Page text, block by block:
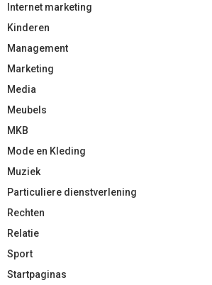
Internet marketing
Kinderen
Management
Marketing
Media
Meubels
MKB
Mode en Kleding
Muziek
Particuliere dienstverlening
Rechten
Relatie
Sport
Startpaginas